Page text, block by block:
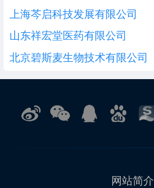
上海芩启科技发展有限公司
山东祥宏堂医药有限公司
北京碧斯麦生物技术有限公司
网站简介